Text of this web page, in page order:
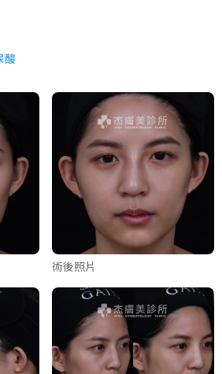
酸
術後照片